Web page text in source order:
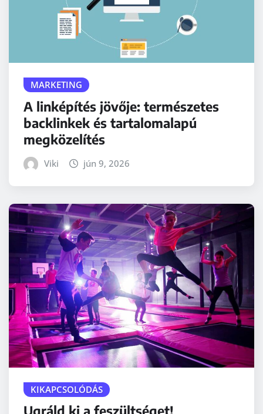
MARKETING
A linképítés jövője: természetes
backlinkek és tartalomalapú
megközelítés
Viki jún 9, 2026
KIKAPCSOLÓDÁS
Ugráld ki a feszültséget!